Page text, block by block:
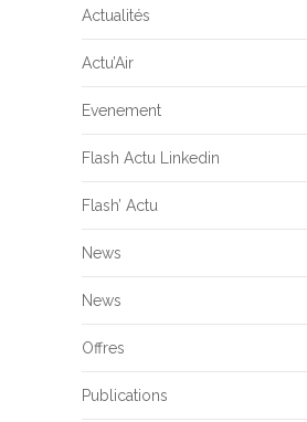
Actualités
Actu’Air
Evenement
Flash Actu Linkedin
Flash’ Actu
News
News
Offres
Publications